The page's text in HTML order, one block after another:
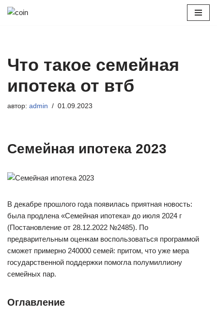
Что такое семейная
ипотека от втб
автор: admin 01.09.2023
Семейная ипотека 2023
В декабре прошлого года появилась приятная новость:
была продлена «Семейная ипотека» до июля 2024 г
(Постановление от 28.12.2022 №2485). По
предварительным оценкам воспользоваться программой
сможет примерно 240000 семей: притом, что уже мера
государственной поддержки помогла полумиллиону
семейных пар.
Оглавление